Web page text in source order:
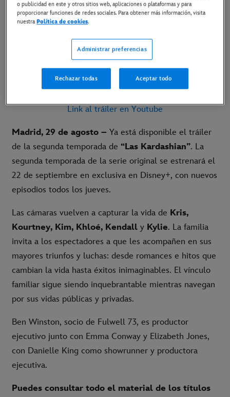
29 de agosto de 2022
Estreno de la segunda temporada el 22 de
septiembre en exclusiva en Disney+
Link al tráiler en Youtube
Madrid, 29 de agosto – Ya está disponible el tráiler
de la segunda temporada de “Las Kardashian”. La
segunda temporada de la serie original se estrenará el
22 de septiembre en exclusiva en Disney+, con nuevos
episodios todos los jueves.
Las cámaras vuelven a capturar la vida de Kris,
Kourtney, Kim, Khloé, Kendall y Kylie. La familia
invita a los espectadores a que les acompañen en sus
mayores triunfos y luchas: desde romances e hitos que
cambian la vida hasta éxitos inimaginables. El vínculo
familiar sigue siendo inquebrantable mientras navegan
por sus vidas públicas y privadas.
Ben Winston, socio de Fulwell 73, es productor
ejecutivo junto con Emma Conway y Elizabeth Jones,
con Danielle King como showrunner y productora
ejecutiva.
Puedes consultar todo el material de los títulos
o publicidad en este y otros sitios web, aplicaciones o plataformas y para
proporcionar funciones de redes sociales. Para obtener más información, visita
nuestra Política de cookies.
Administrar preferencias
Rechazar todas Aceptar todo